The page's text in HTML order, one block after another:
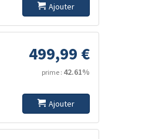
Ajouter
499,99 €
prime : 42.61%
Ajouter